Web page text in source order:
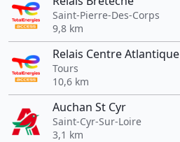
Saint-Pierre-Des-Corps
9,8 km
Relais Centre Atlantique
Tours
10,6 km
Auchan St Cyr
Saint-Cyr-Sur-Loire
3,1 km